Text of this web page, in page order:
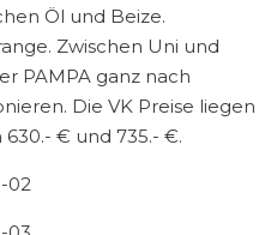
Öl und Beize.
Zwischen Uni und
PAMPA ganz nach
Die VK Preise liegen
€ und 735.- €.